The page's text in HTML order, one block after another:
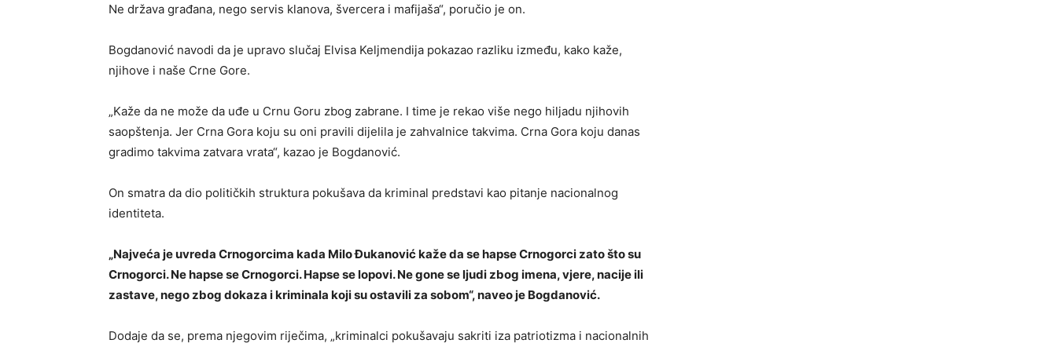
Ne država građana, nego servis klanova, švercera i mafijaša“, poručio je on.
Bogdanović navodi da je upravo slučaj Elvisa Keljmendija pokazao razliku između, kako kaže,
njihove i naše Crne Gore.
„Kaže da ne može da uđe u Crnu Goru zbog zabrane. I time je rekao više nego hiljadu njihovih
saopštenja. Jer Crna Gora koju su oni pravili dijelila je zahvalnice takvima. Crna Gora koju danas
gradimo takvima zatvara vrata“, kazao je Bogdanović.
On smatra da dio političkih struktura pokušava da kriminal predstavi kao pitanje nacionalnog
identiteta.
„Najveća je uvreda Crnogorcima kada Milo Đukanović kaže da se hapse Crnogorci zato što su
Crnogorci. Ne hapse se Crnogorci. Hapse se lopovi. Ne gone se ljudi zbog imena, vjere, nacije ili
zastave, nego zbog dokaza i kriminala koji su ostavili za sobom“, naveo je Bogdanović.
Dodaje da se, prema njegovim riječima, „kriminalci pokušavaju sakriti iza patriotizma i nacionalnih